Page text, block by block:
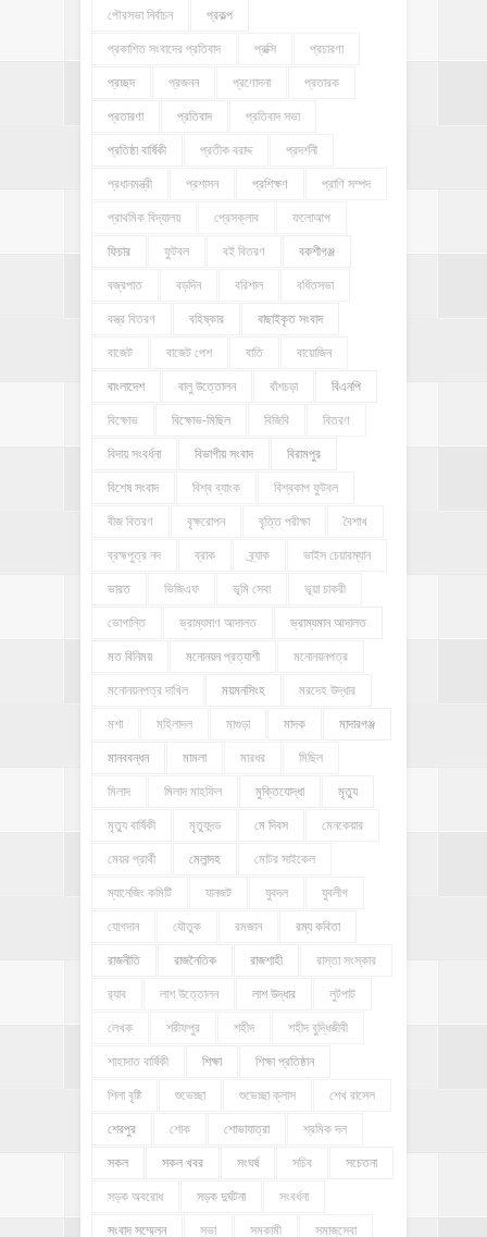
পৌরসভা নির্বাচন প্রকল্প
প্রকাশিত সংবাদের প্রতিবাদ প্রক্সি প্রচারণা
প্রচ্ছদ প্রজনন প্রণোদনা প্রতারক
প্রতারণা প্রতিবাদ প্রতিবাদ সভা
প্রতিষ্ঠা বার্ষিকী প্রতীক বরাদ্দ প্রদর্শনী
প্রধানমন্ত্রী প্রশাসন প্রশিক্ষণ প্রাণি সম্পদ
প্রাথমিক বিদ্যালয় প্রেসক্লাব ফলোআপ
ফিচার ফুটবল বই বিতরণ বকশীগঞ্জ
বজ্রপাত বড়দিন বরিশাল বর্ধিতসভা
বস্ত্র বিতরণ বহিষ্কার বাছাইকৃত সংবাদ
বাজেট বাজেট পেশ বাতি বায়োজিন
বাংলাদেশ বালু উত্তোলন বাঁশচড়া বিএনপি
বিক্ষোভ বিক্ষোভ-মিছিল বিজিবি বিতরণ
বিদায় সংবর্ধনা বিভাগীয় সংবাদ বিরামপুর
বিশেষ সংবাদ বিশ্ব ব্যাংক বিশ্বকাপ ফুটবল
বীজ বিতরণ বৃক্ষরোপন বৃত্তি পরীক্ষা বৈশাখ
ব্রহ্মপুত্র নদ ব্রাক ব্র্যাক ভাইস চেয়ারম্যান
ভারত ভিজিএফ ভূমি সেবা ভূয়া চাকরী
ভোগান্তি ভ্রাম্যমাণ আদালত ভ্রাম্যমান আদালত
মত বিনিময় মনোনয়ন প্রত্যাশী মনোনয়নপত্র
মনোনয়নপত্র দাখিল ময়মনসিংহ মরদেহ উদ্ধার
মশা মহিলাদল মাগুড়া মাদক মাদারগঞ্জ
মানববন্ধন মামলা মারধর মিছিল
মিলাদ মিলাদ মাহফিল মুক্তিযোদ্ধা মৃত্যু
মৃত্যু বার্ষিকী মৃত্যুদন্ড মে দিবস মেনকেয়ার
মেয়র প্রার্থী মেলান্দহ মোটর সাইকেল
ম্যানেজিং কমিটি যানজট যুবদল যুবলীগ
যোগদান যৌতুক রমজান রম্য কবিতা
রাজনীতি রাজনৈতিক রাজশাহী রাস্তা সংস্কার
র‍্যাব লাশ উত্তোলন লাশ উদ্ধার লুটপাট
লেখক শরীফপুর শহীদ শহীদ বুদ্ধিজীবী
শাহাদাত বার্ষিকী শিক্ষা শিক্ষা প্রতিষ্ঠান
শিলা বৃষ্টি শুভেচ্ছা শুভেচ্ছা ক্লাস শেখ রাসেল
শেরপুর শোক শোভাযাত্রা শ্রমিক দল
সকল সকল খবর সংঘর্ষ সচিব সচেতনা
সড়ক অবরোধ সড়ক দুর্ঘটনা সংবর্ধনা
সংবাদ সম্মেলন সভা সমকামী সমাজসেবা